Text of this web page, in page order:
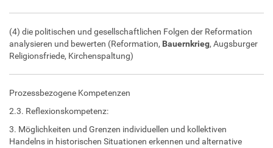
(4) die politischen und gesellschaftlichen Folgen der Reformation
analysieren und bewerten (Reformation, Bauernkrieg, Augsburger
Religionsfriede, Kirchenspaltung)
Prozessbezogene Kompetenzen
2.3. Reflexionskompetenz:
3. Möglichkeiten und Grenzen individuellen und kollektiven
Handelns in historischen Situationen erkennen und alternative